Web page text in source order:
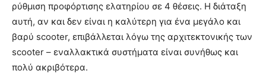
ρύθμιση προφόρτισης ελατηρίου σε 4 θέσεις. Η διάταξη
αυτή, αν και δεν είναι η καλύτερη για ένα μεγάλο και
βαρύ scooter, επιβάλλεται λόγω της αρχιτεκτονικής των
scooter – εναλλακτικά συστήματα είναι συνήθως και
πολύ ακριβότερα.